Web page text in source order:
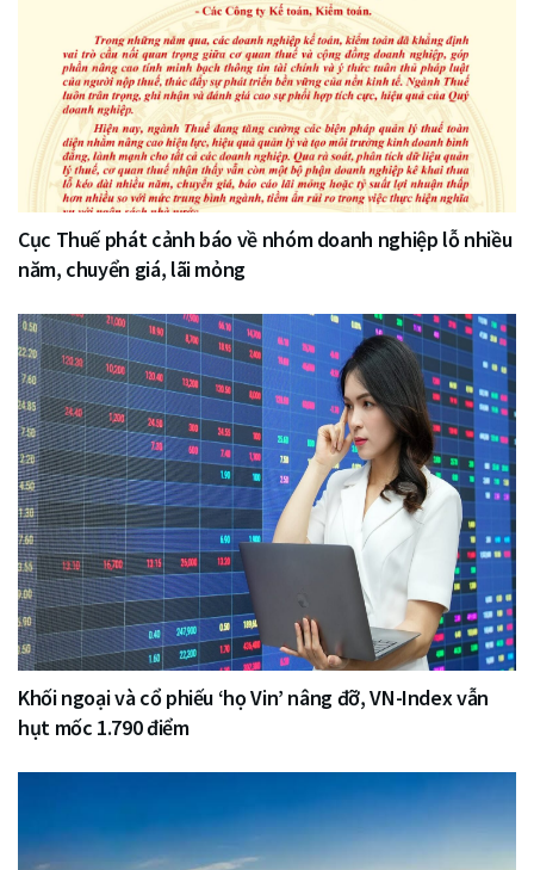
Cục Thuế phát cảnh báo về nhóm doanh nghiệp lỗ nhiều
năm, chuyển giá, lãi mỏng
Khối ngoại và cổ phiếu ‘họ Vin’ nâng đỡ, VN-Index vẫn
hụt mốc 1.790 điểm